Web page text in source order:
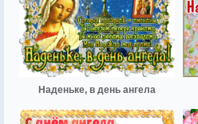
Наденьке, в день ангела